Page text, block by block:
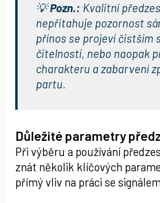
💡Pozn.: Kvalitní
nepřitahuje pozornost
přínos se projeví čistším
čitelností, nebo naopak
charakteru a zabarvení
partu.
Důležité parametry
Při výběru a používání
znát několik klíčových
přímý vliv na práci se